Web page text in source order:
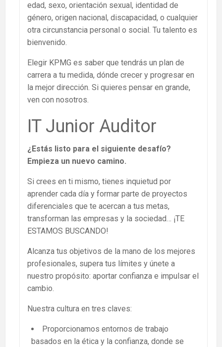
edad, sexo, orientación sexual, identidad de
género, origen nacional, discapacidad, o cualquier
otra circunstancia personal o social. Tu talento es
bienvenido.
Elegir KPMG es saber que tendrás un plan de
carrera a tu medida, dónde crecer y progresar en
la mejor dirección. Si quieres pensar en grande,
ven con nosotros.
IT Junior Auditor
¿Estás listo para el siguiente desafío?
Empieza un nuevo camino.
Si crees en ti mismo, tienes inquietud por
aprender cada día y formar parte de proyectos
diferenciales que te acercan a tus metas,
transforman las empresas y la sociedad… ¡TE
ESTAMOS BUSCANDO!
Alcanza tus objetivos de la mano de los mejores
profesionales, supera tus límites y únete a
nuestro propósito: aportar confianza e impulsar el
cambio.
Nuestra cultura en tres claves:
Proporcionamos entornos de trabajo
basados en la ética y la confianza, donde se